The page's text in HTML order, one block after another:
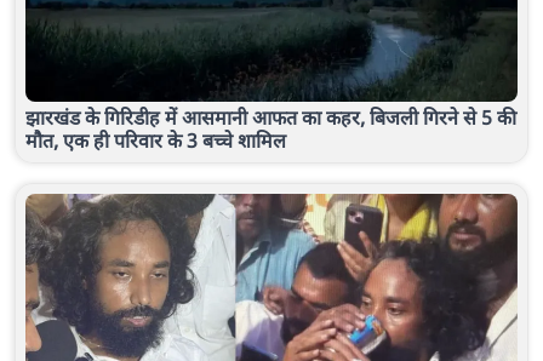
झारखंड के गिरिडीह में आसमानी आफत का कहर, बिजली गिरने से 5 की
मौत, एक ही परिवार के 3 बच्चे शामिल